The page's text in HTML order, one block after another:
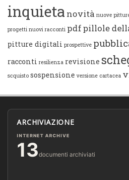
inquieta novità nuove
progetti nuovi racconti pdfpillole
pitture digitali prospettive
racconti resilienza revisione
scquisto sospensione versione cartacea
ARCHIVIAZIONE
INTERNET ARCHIVE
13documenti archiviati